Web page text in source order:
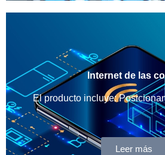
Internet de las
El producto incluye:
Leer más